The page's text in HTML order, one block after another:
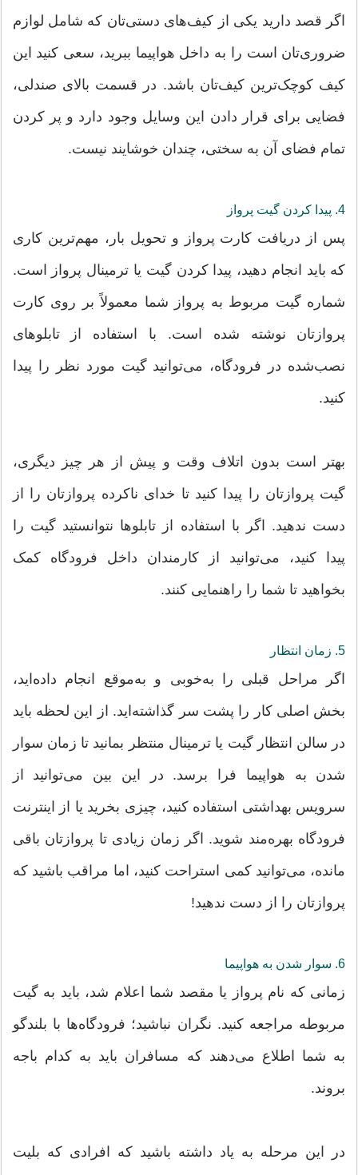
اگر قصد دارید یکی از کیف‌های دستی‌تان که شامل لوازم
ضروری‌تان است را به داخل هواپیما ببرید، سعی کنید این
کیف کوچک‌ترین کیف‌تان باشد. در قسمت بالای صندلی،
فضایی برای قرار دادن این وسایل وجود دارد و پر کردن
تمام فضای آن به سختی، چندان خوشایند نیست.
4. پیدا کردن گیت پرواز
پس از دریافت کارت پرواز و تحویل بار، مهم‌ترین کاری
که باید انجام دهید، پیدا کردن گیت یا ترمینال پرواز است.
شماره گیت مربوط به پرواز شما معمولاً بر روی کارت
پروازتان نوشته شده است. با استفاده از تابلوهای
نصب‌شده در فرودگاه، می‌توانید گیت مورد نظر را پیدا
کنید.
بهتر است بدون اتلاف وقت و پیش از هر چیز دیگری،
گیت پروازتان را پیدا کنید تا خدای ناکرده پروازتان را از
دست ندهید. اگر با استفاده از تابلوها نتوانستید گیت را
پیدا کنید، می‌توانید از کارمندان داخل فرودگاه کمک
بخواهید تا شما را راهنمایی کنند.
5. زمان انتظار
اگر مراحل قبلی را به‌خوبی و به‌موقع انجام داده‌اید،
بخش اصلی کار را پشت سر گذاشته‌اید. از این لحظه باید
در سالن انتظار گیت یا ترمینال منتظر بمانید تا زمان سوار
شدن به هواپیما فرا برسد. در این بین می‌توانید از
سرویس بهداشتی استفاده کنید، چیزی بخرید یا از اینترنت
فرودگاه بهره‌مند شوید. اگر زمان زیادی تا پروازتان باقی
مانده، می‌توانید کمی استراحت کنید، اما مراقب باشید که
پروازتان را از دست ندهید!
6. سوار شدن به هواپیما
زمانی که نام پرواز یا مقصد شما اعلام شد، باید به گیت
مربوطه مراجعه کنید. نگران نباشید؛ فرودگاه‌ها با بلندگو
به شما اطلاع می‌دهند که مسافران باید به کدام باجه
بروند.
در این مرحله به یاد داشته باشید که افرادی که بلیت